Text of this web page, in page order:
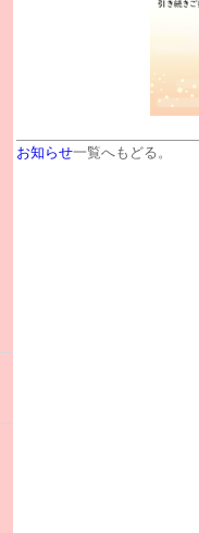
お知らせ一覧へもどる。